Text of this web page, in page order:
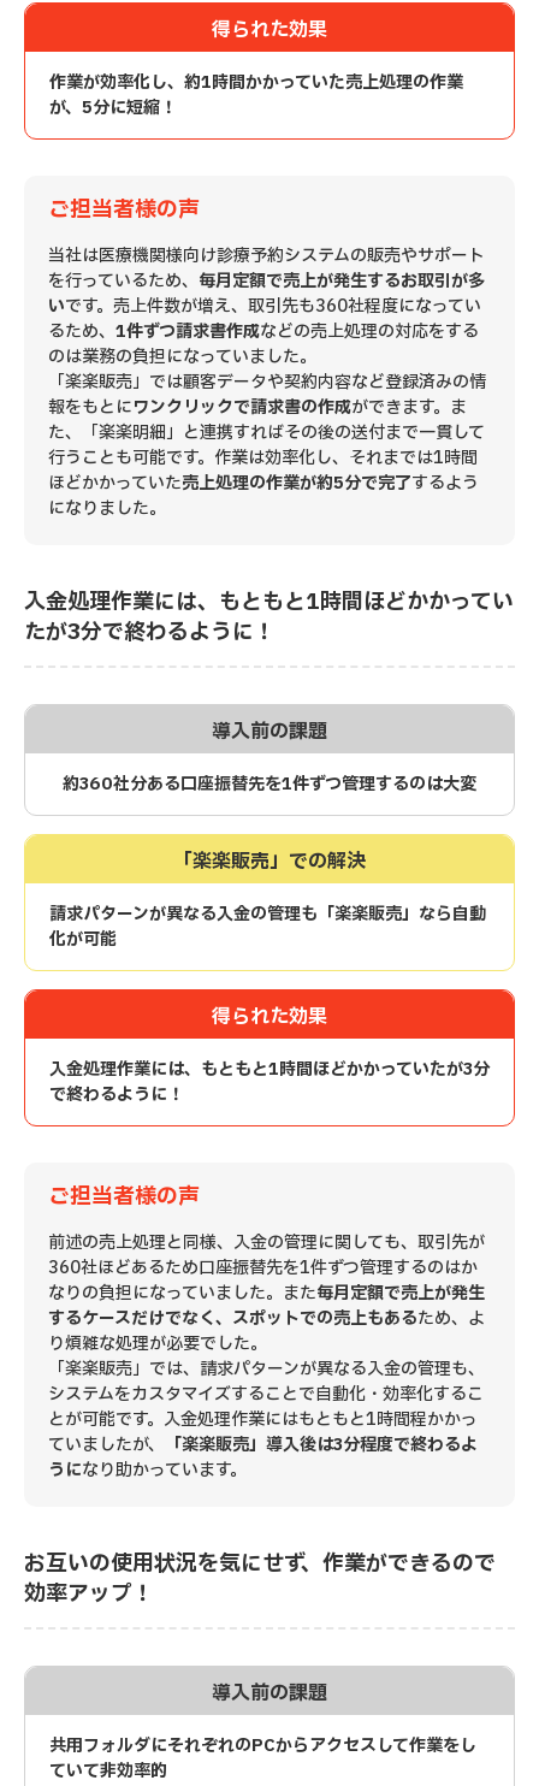
得られた効果
作業が効率化し、約1時間かかっていた売上処理の作業
が、5分に短縮！
ご担当者様の声
当社は医療機関様向け診療予約システムの販売やサポート
を行っているため、 毎月定額で売上が発生するお取引が多
いです。売上件数が増え、取引先も360社程度になってい
るため、 1件ずつ請求書作成などの売上処理の対応をする
のは業務の負担になっていました。
「楽楽販売」では顧客データや契約内容など登録済みの情
報をもとにワンクリックで請求書の作成ができます。ま
た、「楽楽明細」と連携すればその後の送付まで一貫して
行うことも可能です。作業は効率化し、それまでは1時間
ほどかかっていた売上処理の作業が約5分で完了するよう
になりました。
入金処理作業には、もともと1時間ほどかかってい
たが3分で終わるように！
導入前の課題
約360社分ある口座振替先を1件ずつ管理するのは大変
「楽楽販売」での解決
請求パターンが異なる入金の管理も「楽楽販売」なら自動
化が可能
得られた効果
入金処理作業には、もともと1時間ほどかかっていたが3分
で終わるように！
ご担当者様の声
前述の売上処理と同様、入金の管理に関しても、取引先が
360社ほどあるため口座振替先を1件ずつ管理するのはか
なりの負担になっていました。また毎月定額で売上が発生
するケースだけでなく、スポットでの売上もあるため、よ
り煩雑な処理が必要でした。
「楽楽販売」では、請求パターンが異なる入金の管理も、
システムをカスタマイズすることで自動化・効率化するこ
とが可能です。入金処理作業にはもともと1時間程かかっ
ていましたが、
「楽楽販売」導入後は3分程度で終わるよ
うになり助かっています。
お互いの使用状況を気にせず、作業ができるので
効率アップ！
導入前の課題
共用フォルダにそれぞれのPCからアクセスして作業をし
ていて非効率的